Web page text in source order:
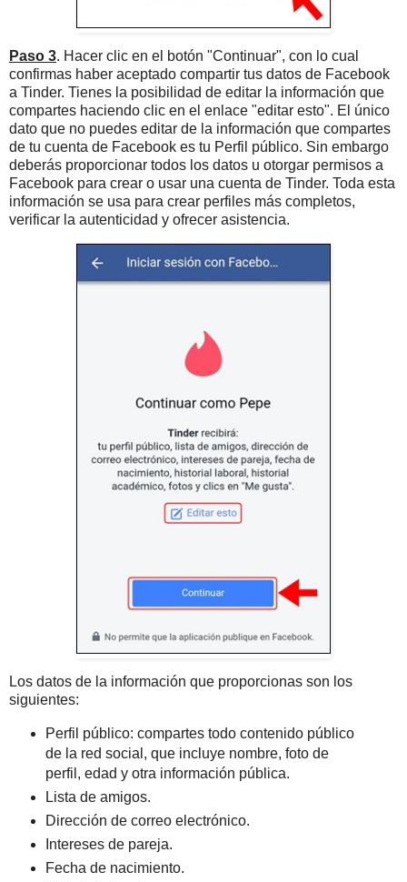
Paso 3. Hacer clic en el botón "Continuar", con lo cual
confirmas haber aceptado compartir tus datos de Facebook
a Tinder. Tienes la posibilidad de editar la información que
compartes haciendo clic en el enlace "editar esto". El único
dato que no puedes editar de la información que compartes
de tu cuenta de Facebook es tu Perfil público. Sin embargo
deberás proporcionar todos los datos u otorgar permisos a
Facebook para crear o usar una cuenta de Tinder. Toda esta
información se usa para crear perfiles más completos,
verificar la autenticidad y ofrecer asistencia.
Los datos de la información que proporcionas son los
siguientes:
Perfil público: compartes todo contenido público
de la red social, que incluye nombre, foto de
perfil, edad y otra información pública.
Lista de amigos.
Dirección de correo electrónico.
Intereses de pareja.
Fecha de nacimiento.